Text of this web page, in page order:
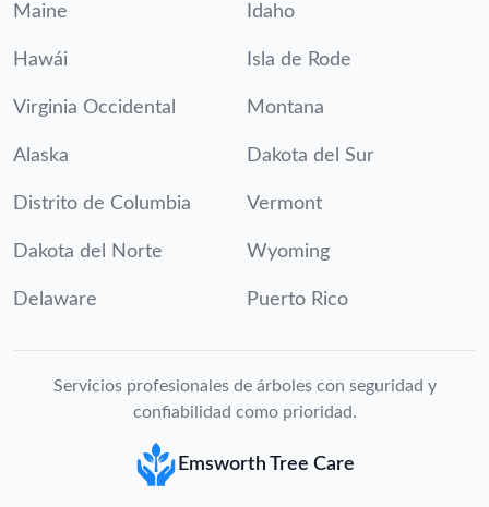
Maine Idaho
Hawái Isla de Rode
Virginia Occidental Montana
Alaska Dakota del Sur
Distrito de Columbia Vermont
Dakota del Norte Wyoming
Delaware Puerto Rico
Servicios profesionales de árboles con seguridad y
confiabilidad como prioridad.
Emsworth Tree Care